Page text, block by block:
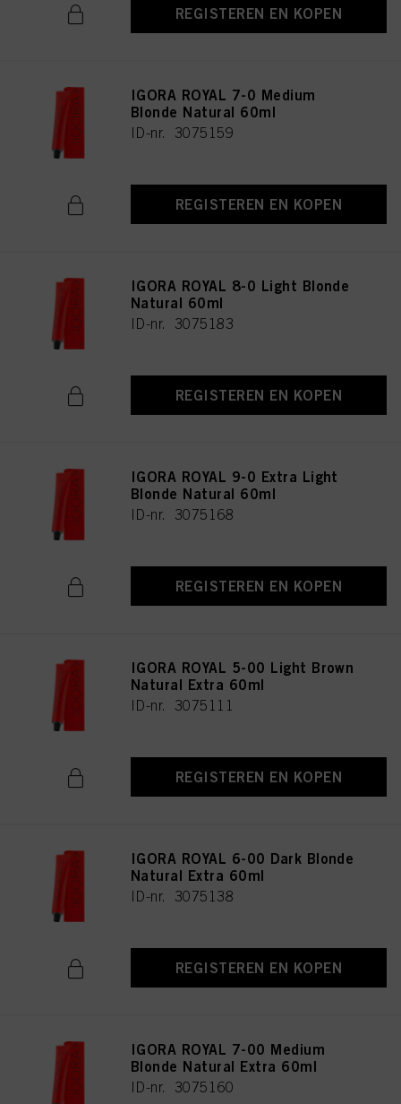
REGISTEREN EN KOPEN
IGORA ROYAL 7-0 Medium
Blonde Natural 60ml
ID-nr. 3075159
REGISTEREN EN KOPEN
IGORA ROYAL 8-0 Light Blonde
Natural 60ml
ID-nr. 3075183
REGISTEREN EN KOPEN
IGORA ROYAL 9-0 Extra Light
Blonde Natural 60ml
ID-nr. 3075168
REGISTEREN EN KOPEN
IGORA ROYAL 5-00 Light Brown
Natural Extra 60ml
ID-nr. 3075111
REGISTEREN EN KOPEN
IGORA ROYAL 6-00 Dark Blonde
Natural Extra 60ml
ID-nr. 3075138
REGISTEREN EN KOPEN
IGORA ROYAL 7-00 Medium
Blonde Natural Extra 60ml
ID-nr. 3075160